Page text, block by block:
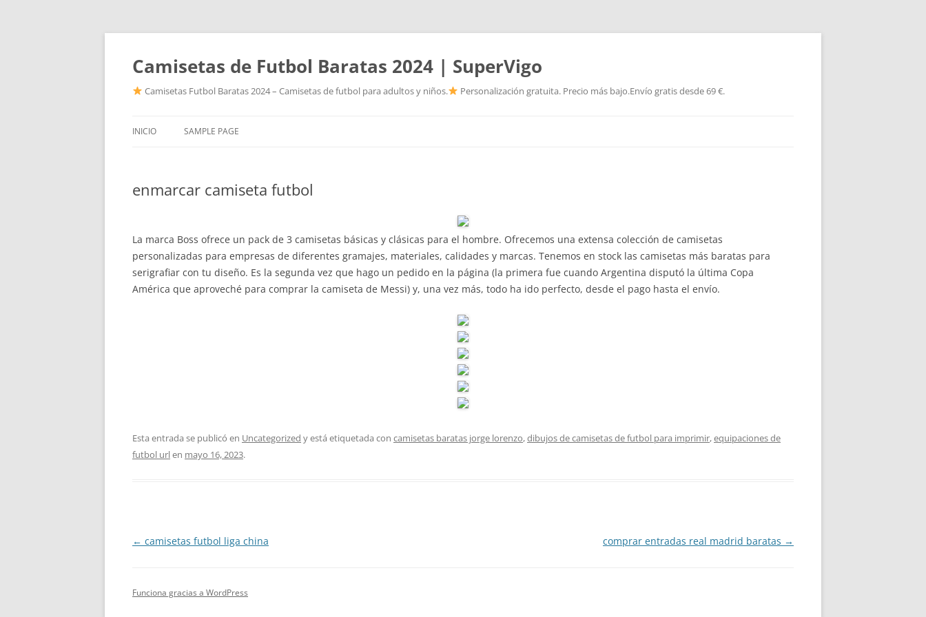
Camisetas de Futbol Baratas 2024 | SuperVigo
Camisetas Futbol Baratas 2024 – Camisetas de futbol para adultos y niños. Personalización gratuita. Precio más bajo.Envío gratis desde 69 €.
INICIO SAMPLE PAGE
enmarcar camiseta futbol
La marca Boss ofrece un pack de 3 camisetas básicas y clásicas para el hombre. Ofrecemos una extensa colección de camisetas
personalizadas para empresas de diferentes gramajes, materiales, calidades y marcas. Tenemos en stock las camisetas más baratas para
serigrafiar con tu diseño. Es la segunda vez que hago un pedido en la página (la primera fue cuando Argentina disputó la última Copa
América que aproveché para comprar la camiseta de Messi) y, una vez más, todo ha ido perfecto, desde el pago hasta el envío.
Esta entrada se publicó en Uncategorized y está etiquetada con camisetas baratas jorge lorenzo,dibujos de camisetas de futbol para imprimir,equipaciones de
futbol urlen mayo 16, 2023.
Navegación
← camisetas futbol liga china comprar entradas real madrid baratas →
Funciona gracias a WordPress